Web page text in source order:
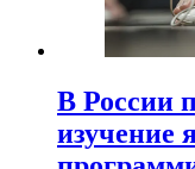
В России
изучение